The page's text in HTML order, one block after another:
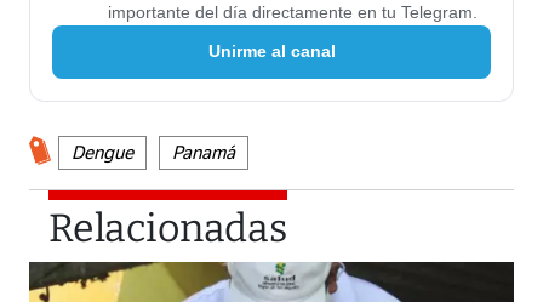
importante del día directamente en tu Telegram.
Unirme al canal
Dengue Panamá
Relacionadas